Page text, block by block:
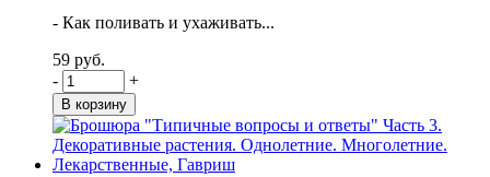
- Как поливать и ухаживать...
59 руб.
-
+